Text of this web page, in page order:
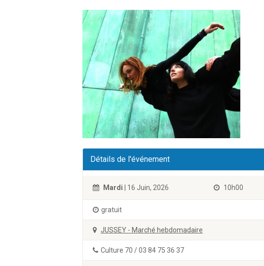
Détails de l'événement
Mardi | 16 Juin, 2026 10h00
gratuit
JUSSEY - Marché hebdomadaire
Culture 70 / 03 84 75 36 37